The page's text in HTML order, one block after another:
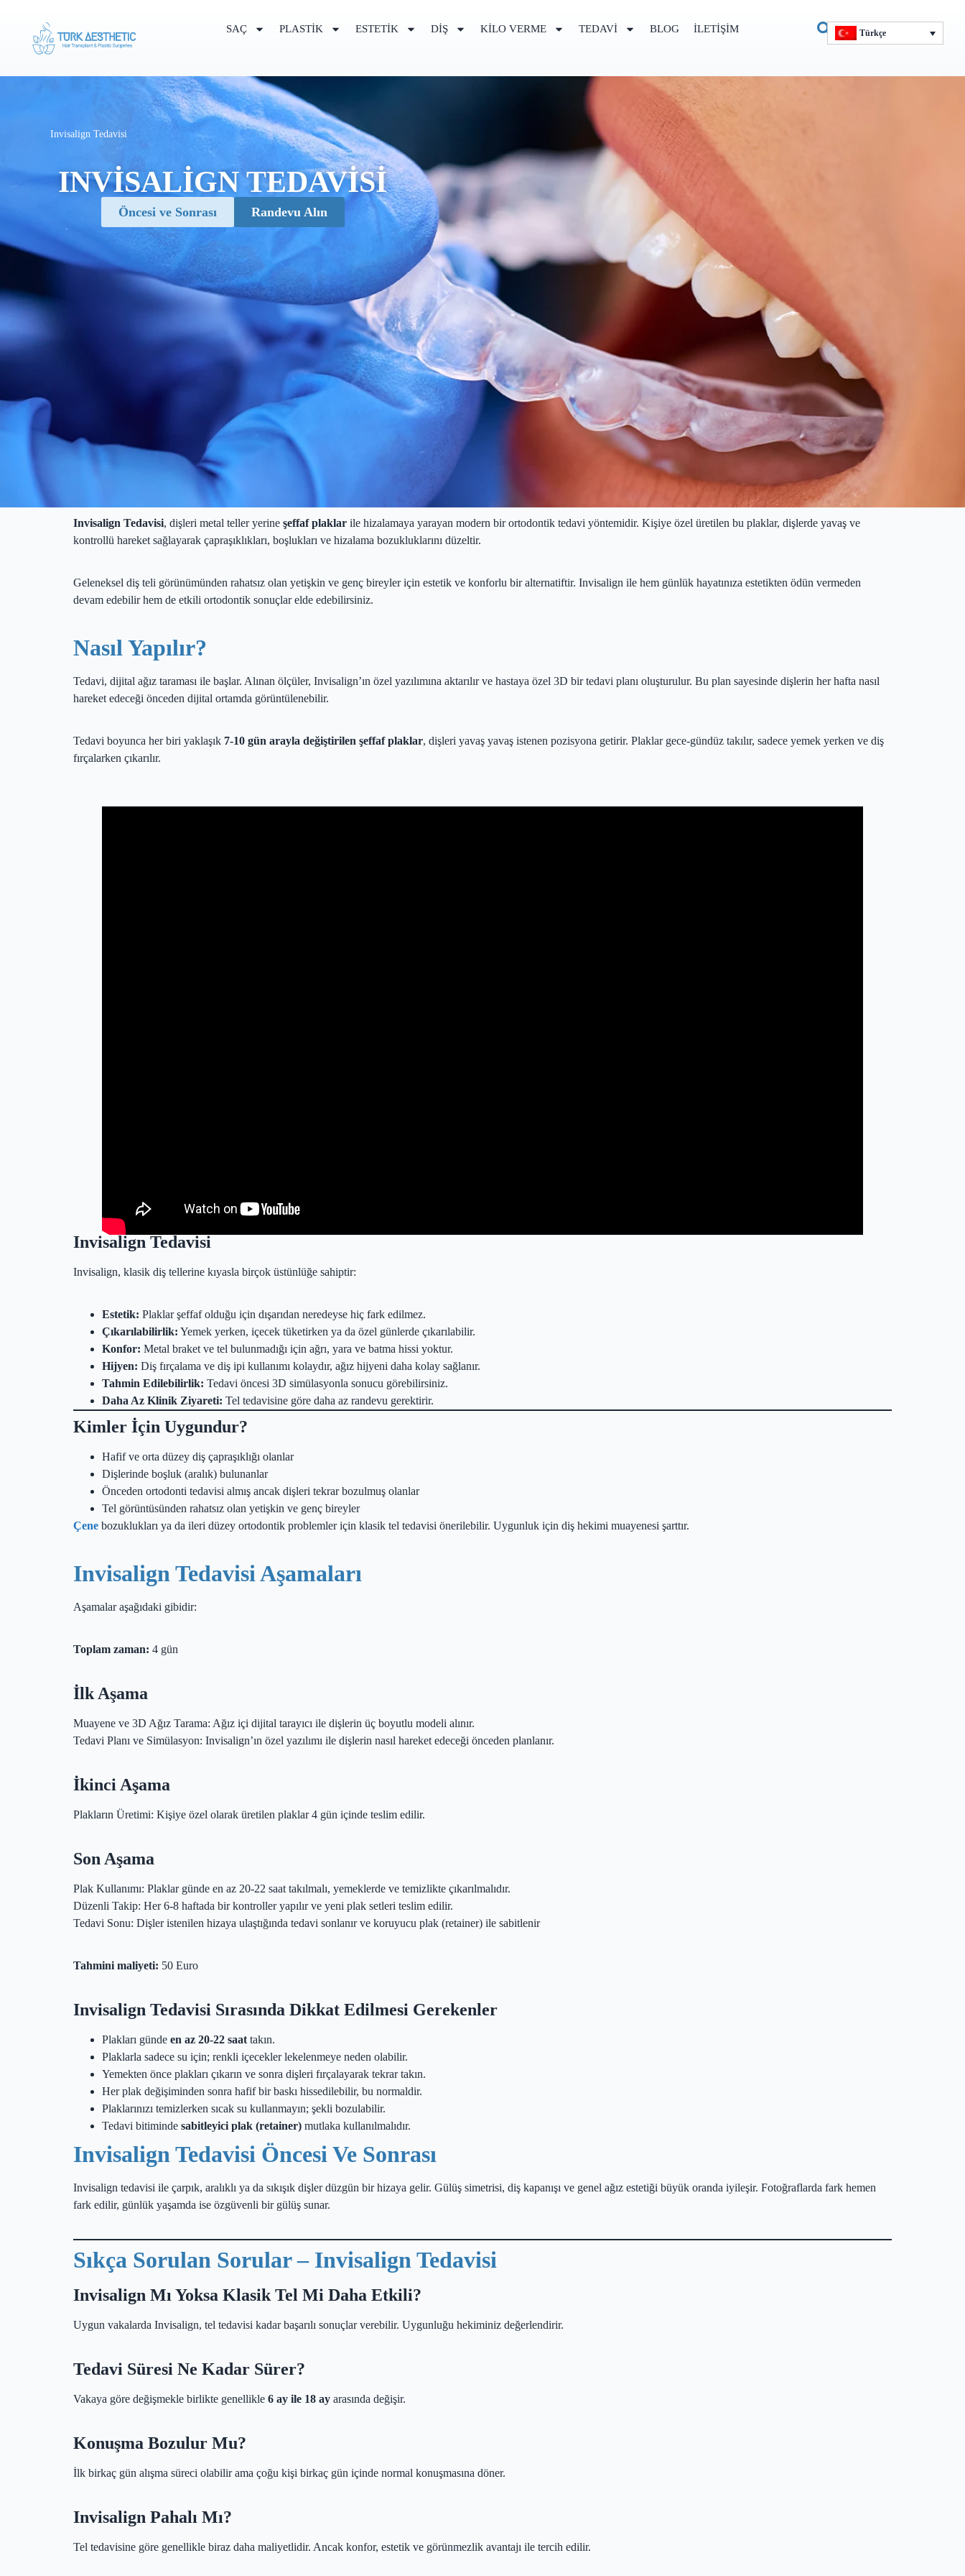
SAÇ PLASTIK ESTETIK DIŞ KILO VERME TEDAVI BLOG İLETIŞIM Türkçe
Invisalign Tedavisi
INVISALIGN TEDAVISI
Öncesi ve Sonrası Randevu Alın
Invisalign Tedavisi, dişleri metal teller yerine şeffaf plaklar ile hizalamaya yarayan modern bir ortodontik tedavi yöntemidir. Kişiye özel üretilen bu plaklar, dişlerde yavaş ve
kontrollü hareket sağlayarak çapraşıklıkları, boşlukları ve hizalama bozukluklarını düzeltir.
Geleneksel diş teli görünümünden rahatsız olan yetişkin ve genç bireyler için estetik ve konforlu bir alternatiftir. Invisalign ile hem günlük hayatınıza estetikten ödün vermeden
devam edebilir hem de etkili ortodontik sonuçlar elde edebilirsiniz.
Nasıl Yapılır?
Tedavi, dijital ağız taraması ile başlar. Alınan ölçüler, Invisalign’ın özel yazılımına aktarılır ve hastaya özel 3D bir tedavi planı oluşturulur. Bu plan sayesinde dişlerin her hafta nasıl
hareket edeceği önceden dijital ortamda görüntülenebilir.
Tedavi boyunca her biri yaklaşık 7-10 gün arayla değiştirilen şeffaf plaklar, dişleri yavaş yavaş istenen pozisyona getirir. Plaklar gece-gündüz takılır, sadece yemek yerken ve diş
fırçalarken çıkarılır.
Invisalign Tedavisi
Invisalign, klasik diş tellerine kıyasla birçok üstünlüğe sahiptir:
Estetik: Plaklar şeffaf olduğu için dışarıdan neredeyse hiç fark edilmez.
Çıkarılabilirlik: Yemek yerken, içecek tüketirken ya da özel günlerde çıkarılabilir.
Konfor: Metal braket ve tel bulunmadığı için ağrı, yara ve batma hissi yoktur.
Hijyen: Diş fırçalama ve diş ipi kullanımı kolaydır, ağız hijyeni daha kolay sağlanır.
Tahmin Edilebilirlik: Tedavi öncesi 3D simülasyonla sonucu görebilirsiniz.
Daha Az Klinik Ziyareti: Tel tedavisine göre daha az randevu gerektirir.
Kimler İçin Uygundur?
Hafif ve orta düzey diş çapraşıklığı olanlar
Dişlerinde boşluk (aralık) bulunanlar
Önceden ortodonti tedavisi almış ancak dişleri tekrar bozulmuş olanlar
Tel görüntüsünden rahatsız olan yetişkin ve genç bireyler
Çene bozuklukları ya da ileri düzey ortodontik problemler için klasik tel tedavisi önerilebilir. Uygunluk için diş hekimi muayenesi şarttır.
Invisalign Tedavisi Aşamaları
Aşamalar aşağıdaki gibidir:
Toplam zaman: 4 gün
İlk Aşama
Muayene ve 3D Ağız Tarama: Ağız içi dijital tarayıcı ile dişlerin üç boyutlu modeli alınır.
Tedavi Planı ve Simülasyon: Invisalign’ın özel yazılımı ile dişlerin nasıl hareket edeceği önceden planlanır.
İkinci Aşama
Plakların Üretimi: Kişiye özel olarak üretilen plaklar 4 gün içinde teslim edilir.
Son Aşama
Plak Kullanımı: Plaklar günde en az 20-22 saat takılmalı, yemeklerde ve temizlikte çıkarılmalıdır.
Düzenli Takip: Her 6-8 haftada bir kontroller yapılır ve yeni plak setleri teslim edilir.
Tedavi Sonu: Dişler istenilen hizaya ulaştığında tedavi sonlanır ve koruyucu plak (retainer) ile sabitlenir
Tahmini maliyeti: 50 Euro
Invisalign Tedavisi Sırasında Dikkat Edilmesi Gerekenler
Plakları günde en az 20-22 saat takın.
Plaklarla sadece su için; renkli içecekler lekelenmeye neden olabilir.
Yemekten önce plakları çıkarın ve sonra dişleri fırçalayarak tekrar takın.
Her plak değişiminden sonra hafif bir baskı hissedilebilir, bu normaldir.
Plaklarınızı temizlerken sıcak su kullanmayın; şekli bozulabilir.
Tedavi bitiminde sabitleyici plak (retainer) mutlaka kullanılmalıdır.
Invisalign Tedavisi Öncesi Ve Sonrası
Invisalign tedavisi ile çarpık, aralıklı ya da sıkışık dişler düzgün bir hizaya gelir. Gülüş simetrisi, diş kapanışı ve genel ağız estetiği büyük oranda iyileşir. Fotoğraflarda fark hemen
fark edilir, günlük yaşamda ise özgüvenli bir gülüş sunar.
Sıkça Sorulan Sorular – Invisalign Tedavisi
Invisalign Mı Yoksa Klasik Tel Mi Daha Etkili?
Uygun vakalarda Invisalign, tel tedavisi kadar başarılı sonuçlar verebilir. Uygunluğu hekiminiz değerlendirir.
Tedavi Süresi Ne Kadar Sürer?
Vakaya göre değişmekle birlikte genellikle 6 ay ile 18 ay arasında değişir.
Konuşma Bozulur Mu?
İlk birkaç gün alışma süreci olabilir ama çoğu kişi birkaç gün içinde normal konuşmasına döner.
Invisalign Pahalı Mı?
Tel tedavisine göre genellikle biraz daha maliyetlidir. Ancak konfor, estetik ve görünmezlik avantajı ile tercih edilir.